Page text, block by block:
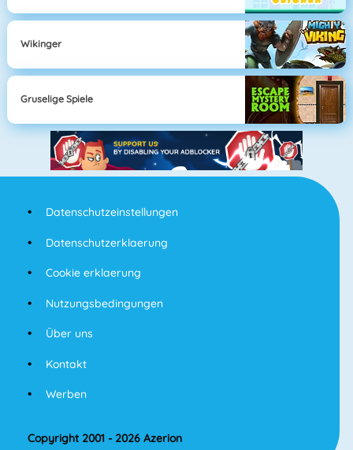
Wikinger
Gruselige Spiele
Datenschutzeinstellungen
Datenschutzerklaerung
Cookie erklaerung
Nutzungsbedingungen
Über uns
Kontakt
Werben
Copyright 2001 - 2026 Azerion